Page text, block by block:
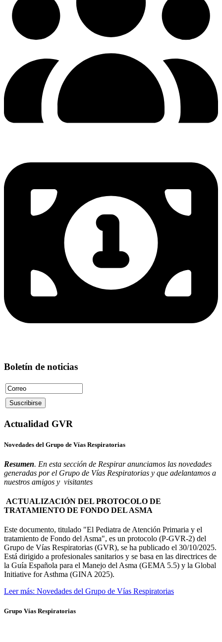
Boletín de noticias
Actualidad GVR
Novedades del Grupo de Vías Respiratorias
Resumen. En esta sección de Respirar anunciamos las novedades
generadas por el Grupo de Vías Respiratorias y que adelantamos a
nuestros amigos y visitantes
ACTUALIZACIÓN DEL PROTOCOLO DE
TRATAMIENTO DE FONDO DEL ASMA
Este documento, titulado "El Pediatra de Atención Primaria y el
tratamiento de Fondo del Asma", es un protocolo (P-GVR-2) del
Grupo de Vías Respiratorias (GVR), se ha publicado el 30/10/2025.
Está dirigido a profesionales sanitarios y se basa en las directrices de
la Guía Española para el Manejo del Asma (GEMA 5.5) y la Global
Initiative for Asthma (GINA 2025).
Leer más: Novedades del Grupo de Vías Respiratorias
Grupo Vías Respiratorias